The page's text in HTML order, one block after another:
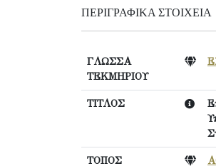
ΠΕΡΙΓΡΑΦΙΚΆ ΣΤΟΙΧΕΊΑ
ΓΛΩΣΣΑ
ΤΕΚΜΗΡΙΟΥ
ΤΙΤΛΟΣ
ΤΟΠΟΣ